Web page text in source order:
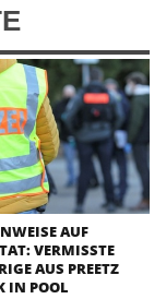
AUF
VERMISSTE
AUS PREETZ
IN POOL